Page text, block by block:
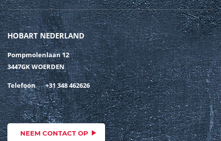
HOBART NEDERLAND
Pompmolenlaan 12
3447GK WOERDEN
Telefoon +31 348 462626
NEEM CONTACT OP